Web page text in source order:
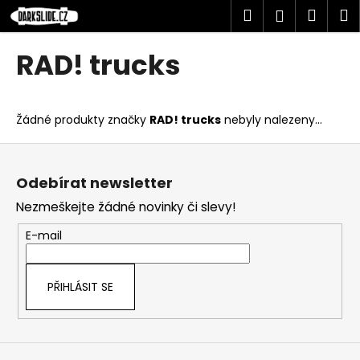
Přejít
na
obsah
Hledat
RAD! trucks
Žádné produkty značky RAD! trucks nebyly nalezeny...
K
o
o
p
o
t
ř
e
b
t
e
Z
Odebírat newsletter
Nezmeškejte žádné novinky či slevy!
E-mail
PŘIHLÁSIT SE